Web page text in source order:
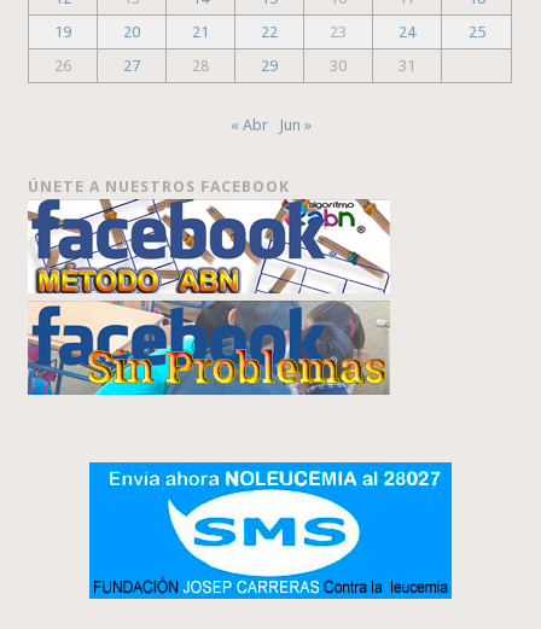
19
20 21 22 23 24
25
26
27 28 29 30 31
« Abr Jun »
ÚNETE A NUESTROS FACEBOOK